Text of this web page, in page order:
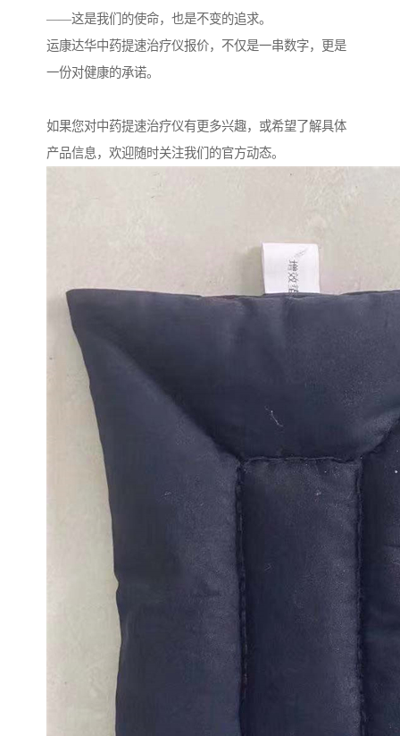
——这是我们的使命，也是不变的追求。
运康达华中药提速治疗仪报价，不仅是一串数字，更是
一份对健康的承诺。
如果您对中药提速治疗仪有更多兴趣，或希望了解具体
产品信息，欢迎随时关注我们的官方动态。